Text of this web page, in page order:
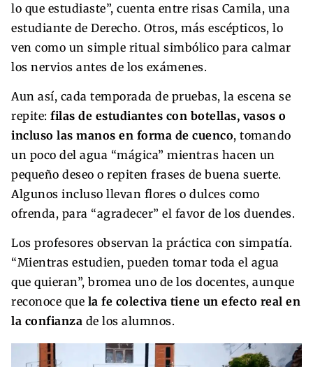
lo que estudiaste”, cuenta entre risas Camila, una
estudiante de Derecho. Otros, más escépticos, lo
ven como un simple ritual simbólico para calmar
los nervios antes de los exámenes.
Aun así, cada temporada de pruebas, la escena se
repite: filas de estudiantes con botellas, vasos o
incluso las manos en forma de cuenco, tomando
un poco del agua “mágica” mientras hacen un
pequeño deseo o repiten frases de buena suerte.
Algunos incluso llevan flores o dulces como
ofrenda, para “agradecer” el favor de los duendes.
Los profesores observan la práctica con simpatía.
“Mientras estudien, pueden tomar toda el agua
que quieran”, bromea uno de los docentes, aunque
reconoce que la fe colectiva tiene un efecto real en
la confianza de los alumnos.